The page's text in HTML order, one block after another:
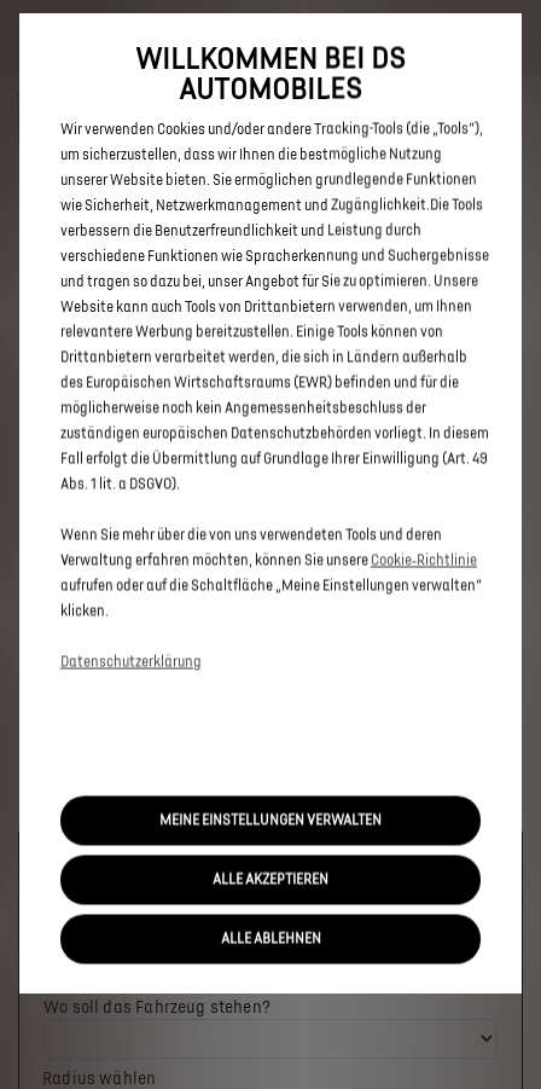
Hybride. Mehr erfahren >>
ENTDECKEN SIE ALLE DS 3 UND
DS 3 CROSSBACK E-TENSE
NEUWAGEN IN AUGSBURG
Welches Fahrzeug möchten Sie?
Wo soll das Fahrzeug stehen?
Radius wählen
WILLKOMMEN BEI DS
AUTOMOBILES
Wir verwenden Cookies und/oder andere Tracking-Tools (die „Tools“),
um sicherzustellen, dass wir Ihnen die bestmögliche Nutzung
unserer Website bieten. Sie ermöglichen grundlegende Funktionen
wie Sicherheit, Netzwerkmanagement und Zugänglichkeit.Die Tools
verbessern die Benutzerfreundlichkeit und Leistung durch
verschiedene Funktionen wie Spracherkennung und Suchergebnisse
und tragen so dazu bei, unser Angebot für Sie zu optimieren. Unsere
Website kann auch Tools von Drittanbietern verwenden, um Ihnen
relevantere Werbung bereitzustellen. Einige Tools können von
Drittanbietern verarbeitet werden, die sich in Ländern außerhalb
des Europäischen Wirtschaftsraums (EWR) befinden und für die
möglicherweise noch kein Angemessenheitsbeschluss der
zuständigen europäischen Datenschutzbehörden vorliegt. In diesem
Fall erfolgt die Übermittlung auf Grundlage Ihrer Einwilligung (Art. 49
Abs. 1 lit. a DSGVO).
Wenn Sie mehr über die von uns verwendeten Tools und deren
Verwaltung erfahren möchten, können Sie unsere Cookie‑Richtlinie
aufrufen oder auf die Schaltfläche „Meine Einstellungen verwalten“
klicken.
Datenschutzerklärung
MEINE EINSTELLUNGEN VERWALTEN
ALLE AKZEPTIEREN
ALLE ABLEHNEN